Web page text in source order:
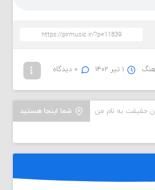
۱ تیر ۱۴۰۲ ۰ دیدگاه
شما اینجا هستید حقیقت به نام من